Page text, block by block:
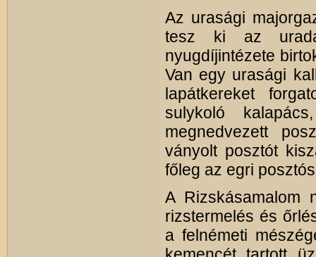
Az urasági
tesz ki az
nyugdíjintézete
Van egy urasági
lapátkereket
sulykoló
megnedvezett
ványolt posztót
főleg az egri
A Rizskásamalom
rizstermelés és
a felnémeti